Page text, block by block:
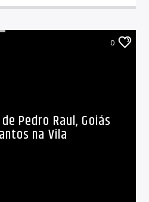
0
Pedro Raul, Goiás
na Vila